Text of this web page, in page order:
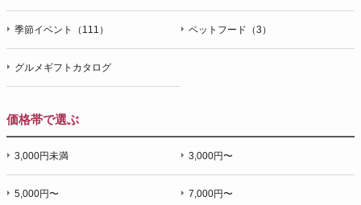
季節イベント（111） ペットフード（3）
グルメギフトカタログ
価格帯で選ぶ
3,000円未満 3,000円〜
5,000円〜 7,000円〜